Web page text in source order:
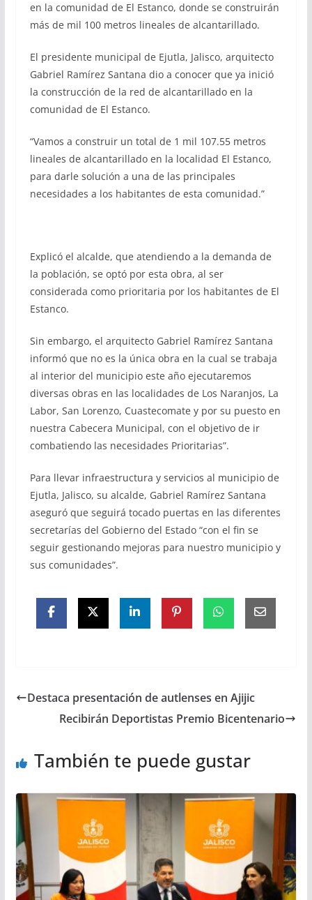
en la comunidad de El Estanco, donde se construirán
más de mil 100 metros lineales de alcantarillado.
El presidente municipal de Ejutla, Jalisco, arquitecto
Gabriel Ramírez Santana dio a conocer que ya inició
la construcción de la red de alcantarillado en la
comunidad de El Estanco.
“Vamos a construir un total de 1 mil 107.55 metros
lineales de alcantarillado en la localidad El Estanco,
para darle solución a una de las principales
necesidades a los habitantes de esta comunidad.”
Explicó el alcalde, que atendiendo a la demanda de
la población, se optó por esta obra, al ser
considerada como prioritaria por los habitantes de El
Estanco.
Sin embargo, el arquitecto Gabriel Ramírez Santana
informó que no es la única obra en la cual se trabaja
al interior del municipio este año ejecutaremos
diversas obras en las localidades de Los Naranjos, La
Labor, San Lorenzo, Cuastecomate y por su puesto en
nuestra Cabecera Municipal, con el objetivo de ir
combatiendo las necesidades Prioritarias”.
Para llevar infraestructura y servicios al municipio de
Ejutla, Jalisco, su alcalde, Gabriel Ramírez Santana
aseguró que seguirá tocado puertas en las diferentes
secretarías del Gobierno del Estado “con el fin se
seguir gestionando mejoras para nuestro municipio y
sus comunidades”.
Destaca presentación de autlenses en Ajijic
Recibirán Deportistas Premio Bicentenario
También te puede gustar